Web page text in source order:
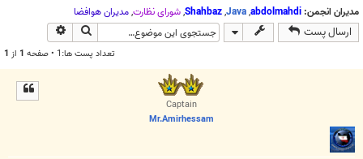
مدیران انجمن: abdolmahdi
,
Java
,
Shahbaz
,شوراي نظارت,مديران هوافضا
ارسال پست جستجو
تعداد پست ها:1 • صفحه 1 از 1
Captain
Mr.Amirhessam